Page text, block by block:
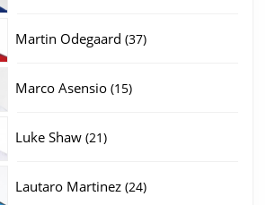
Martin Odegaard 3737
Marco Asensio 1515
Luke Shaw 2121
Lautaro Martinez 2424